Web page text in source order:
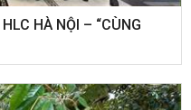
HÀ NỘI – “CÙNG